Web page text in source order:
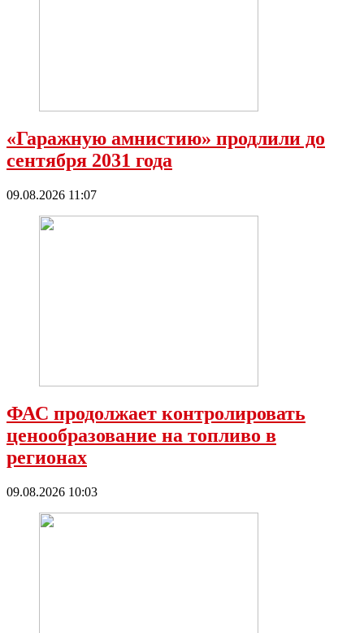
«Гаражную амнистию» продлили до
сентября 2031 года
09.08.2026 11:07
ФАС продолжает контролировать
ценообразование на топливо в
регионах
09.08.2026 10:03